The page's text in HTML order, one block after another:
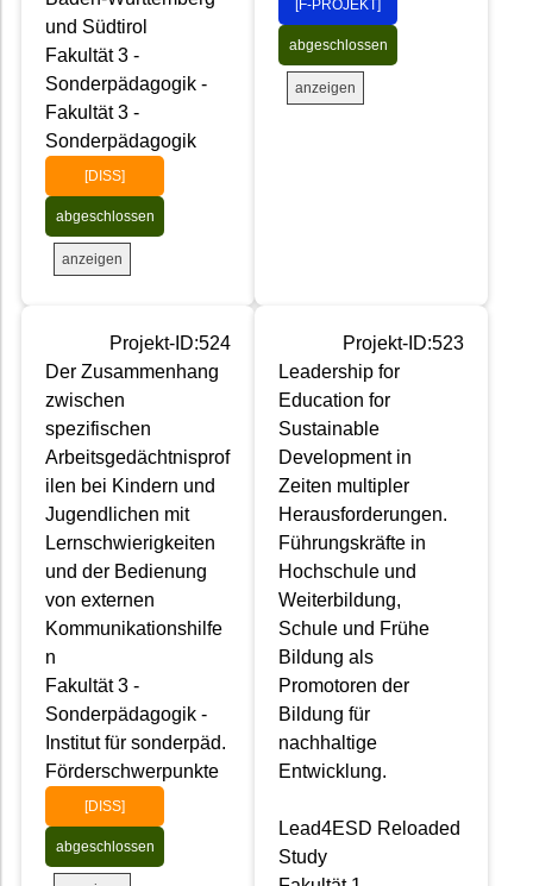
und Südtirol
Fakultät 3 -
Sonderpädagogik -
Fakultät 3 -
Sonderpädagogik
[DISS]
abgeschlossen
anzeigen
[F-PROJEKT]
abgeschlossen
anzeigen
Projekt-ID:524
Der Zusammenhang
zwischen
spezifischen
Arbeitsgedächtnisprof
ilen bei Kindern und
Jugendlichen mit
Lernschwierigkeiten
und der Bedienung
von externen
Kommunikationshilfe
n
Fakultät 3 -
Sonderpädagogik -
Institut für sonderpäd.
Förderschwerpunkte
[DISS]
abgeschlossen
Projekt-ID:523
Leadership for
Education for
Sustainable
Development in
Zeiten multipler
Herausforderungen.
Führungskräfte in
Hochschule und
Weiterbildung,
Schule und Frühe
Bildung als
Promotoren der
Bildung für
nachhaltige
Entwicklung.
Lead4ESD Reloaded
Study